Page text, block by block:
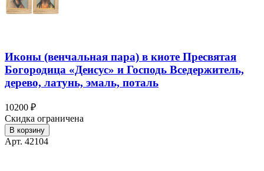
Иконы (венчальная пара) в киоте Пресвятая
Богородица «Деисус» и Господь Вседержитель,
дерево, латунь, эмаль, поталь
10200 ₽
Скидка ограничена
В корзину
Арт. 42104